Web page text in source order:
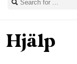
Hjälp